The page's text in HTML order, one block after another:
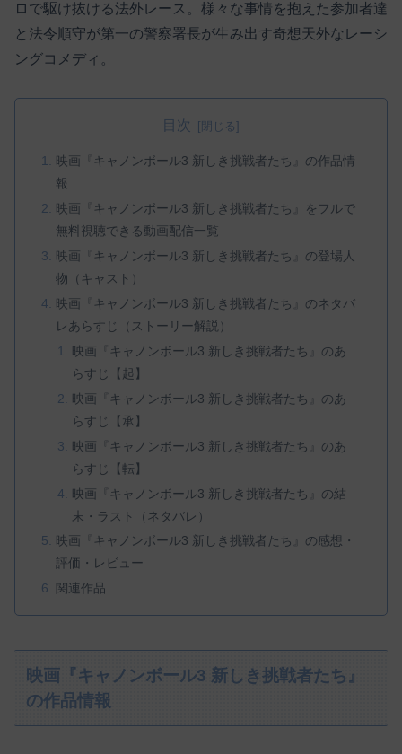
ロで駆け抜ける法外レース。様々な事情を抱えた参加者達
と法令順守が第一の警察署長が生み出す奇想天外なレーシ
ングコメディ。
目次
映画『キャノンボール3 新しき挑戦者たち』の作品情
報
映画『キャノンボール3 新しき挑戦者たち』をフルで
無料視聴できる動画配信一覧
映画『キャノンボール3 新しき挑戦者たち』の登場人
物（キャスト）
映画『キャノンボール3 新しき挑戦者たち』のネタバ
レあらすじ（ストーリー解説）
映画『キャノンボール3 新しき挑戦者たち』のあ
らすじ【起】
映画『キャノンボール3 新しき挑戦者たち』のあ
らすじ【承】
映画『キャノンボール3 新しき挑戦者たち』のあ
らすじ【転】
映画『キャノンボール3 新しき挑戦者たち』の結
末・ラスト（ネタバレ）
映画『キャノンボール3 新しき挑戦者たち』の感想・
評価・レビュー
関連作品
映画『キャノンボール3 新しき挑戦者たち』
の作品情報